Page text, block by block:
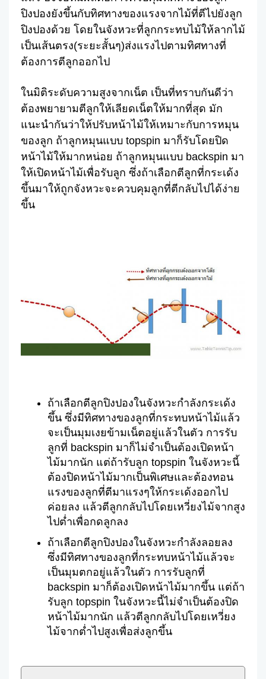
ปิงปองยังขึ้นกับทิศทางของแรงจากไม้ที่ตีไปยังลูก
ปิงปองด้วย โดยในจังหวะที่ลูกกระทบไม้ให้ลากไม้
เป็นเส้นตรง(ระยะสั้นๆ)ส่งแรงไปตามทิศทางที่
ต้องการตีลูกออกไป
ในมิติระดับความสูงจากเน็ต เป็นที่ทราบกันดีว่า
ต้องพยายามตีลูกให้เลียดเน็ตให้มากที่สุด มัก
แนะนำกันว่าให้ปรับหน้าไม้ให้เหมาะกับการหมุน
ของลูก ถ้าลูกหมุนแบบ topspin มาก็รับโดยปิด
หน้าไม้ให้มากหน่อย ถ้าลูกหมุนแบบ backspin มา
ให้เปิดหน้าไม้เพื่อรับลูก ซึ่งถ้าเลือกตีลูกที่กระเด้ง
ขึ้นมาให้ถูกจังหวะจะควบคุมลูกที่ตีกลับไปได้ง่าย
ขึ้น
ถ้าเลือกตีลูกปิงปองในจังหวะกำลังกระเด้ง
ขึ้น ซึ่งมีทิศทางของลูกที่กระทบหน้าไม้แล้ว
จะเป็นมุมเงยข้ามเน็ตอยู่แล้วในตัว การรับ
ลูกที่ backspin มาก็ไม่จำเป็นต้องเปิดหน้า
ไม้มากนัก แต่ถ้ารับลูก topspin ในจังหวะนี้
ต้องปิดหน้าไม้มากเป็นพิเศษและต้องทอน
แรงของลูกที่ตีมาแรงๆให้กระเด้งออกไป
ค่อยลง แล้วตีลูกกลับไปโดยเหวี่ยงไม้จากสูง
ไปต่ำเพื่อกดลูกลง
ถ้าเลือกตีลูกปิงปองในจังหวะกำลังลอยลง
ซึ่งมีทิศทางของลูกที่กระทบหน้าไม้แล้วจะ
เป็นมุมตกอยู่แล้วในตัว การรับลูกที่
backspin มาก็ต้องเปิดหน้าไม้มากขึ้น แต่ถ้า
รับลูก topspin ในจังหวะนี้ไม่จำเป็นต้องปิด
หน้าไม้มากนัก แล้วตีลูกกลับไปโดยเหวี่ยง
ไม้จากต่ำไปสูงเพื่อส่งลูกขึ้น